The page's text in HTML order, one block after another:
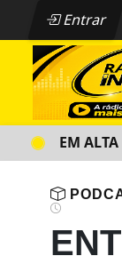
Entrar
-EM ALTA